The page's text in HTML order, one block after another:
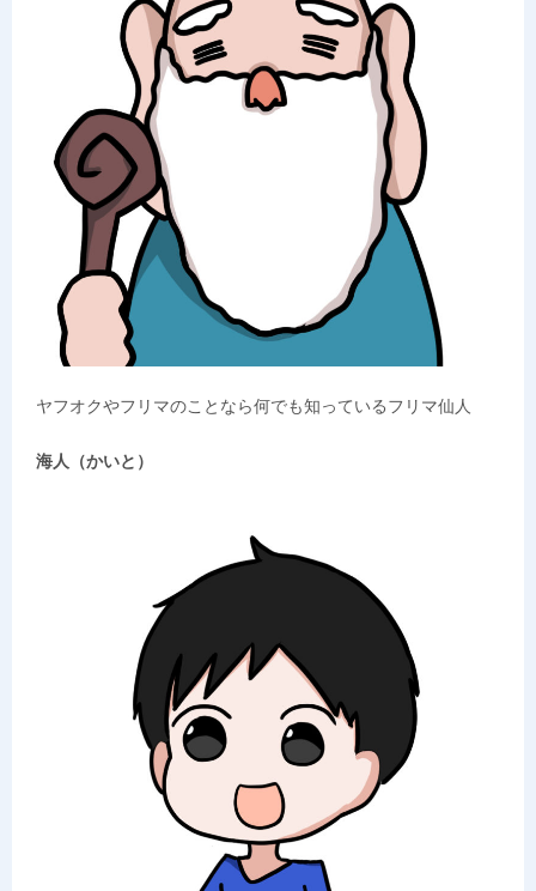
ヤフオクやフリマのことなら何でも知っているフリマ仙人
海人（かいと）